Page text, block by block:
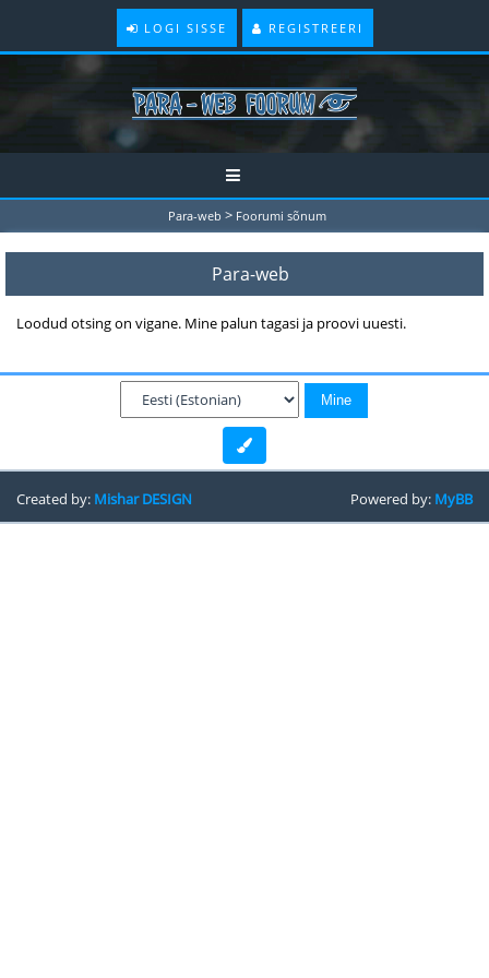
LOGI SISSE REGISTREERI
Para-web > Foorumi sõnum
Para-web
Loodud otsing on vigane. Mine palun tagasi ja proovi uuesti.
Created by: Mishar DESIGN Powered by: MyBB